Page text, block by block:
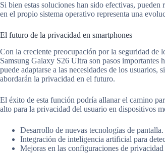
Si bien estas soluciones han sido efectivas,
en el propio sistema operativo representa una
El futuro de la privacidad en smartphones
Con la creciente preocupación por la seguridad de
Samsung Galaxy S26 Ultra son pasos importantes
puede adaptarse a las necesidades de los usuarios,
abordarán la privacidad en el futuro.
El éxito de esta función podría allanar el camino
alto para la privacidad del usuario en dispositivos
Desarrollo de nuevas tecnologías de pantalla.
Integración de inteligencia artificial para
Mejoras en las configuraciones de privacidad